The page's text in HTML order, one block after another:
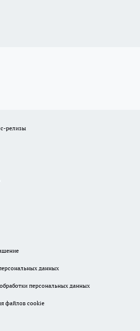
релизы
данных
персональных данных
файлов cookie